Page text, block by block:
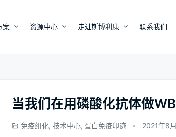
案 资源中心 走进斯博利康 联系我们
当我们在用磷酸化抗体做
免疫组化, 技术中心, 蛋白免疫印迹 • 2021年8